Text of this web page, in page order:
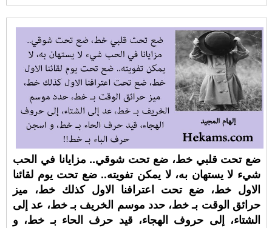
ضع تحت قلبي خط، ضع تحت شوقي.. مزايانا في الحب
شيء لا يستهان به، لا يمكن تفويته.. ضع تحت يوم لقائنا
الاول خط، ضع تحت اعترافنا الاول كذلك خط، ميز
حرائق الوقت بـ خط، حدد موسم الخريف بـ خط، عد إلى
الشتاء، إلى حروف الهجاء، قيد حرف الحاء بـ خط، و